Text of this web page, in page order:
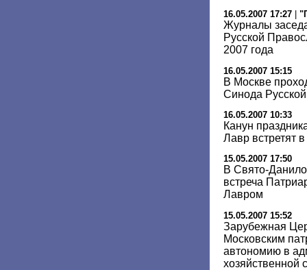
16.05.2007 17:27
Журналы
Русской
2007 года
16.05.2007 15:15
В Москве
Синода
16.05.2007 10:33
Канун
Лавр встретят
15.05.2007 17:50
В Свято-
встреча
Лавром
15.05.2007 15:52
Зарубежная
Московским
автономию в
хозяйственной